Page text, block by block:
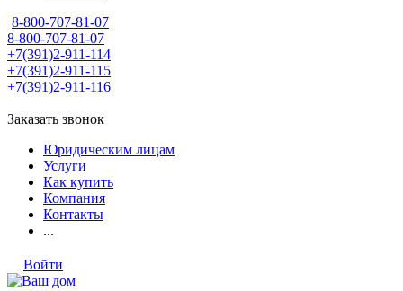
8-800-707-81-07
8-800-707-81-07
+7(391)2-911-114
+7(391)2-911-115
+7(391)2-911-116
Заказать звонок
Юридическим лицам
Услуги
Как купить
Компания
Контакты
...
Войти